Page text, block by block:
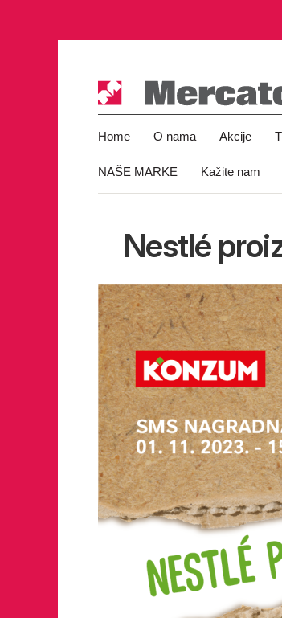
Home O nama Akcije
NAŠE MARKE Kažite nam
Nestlé